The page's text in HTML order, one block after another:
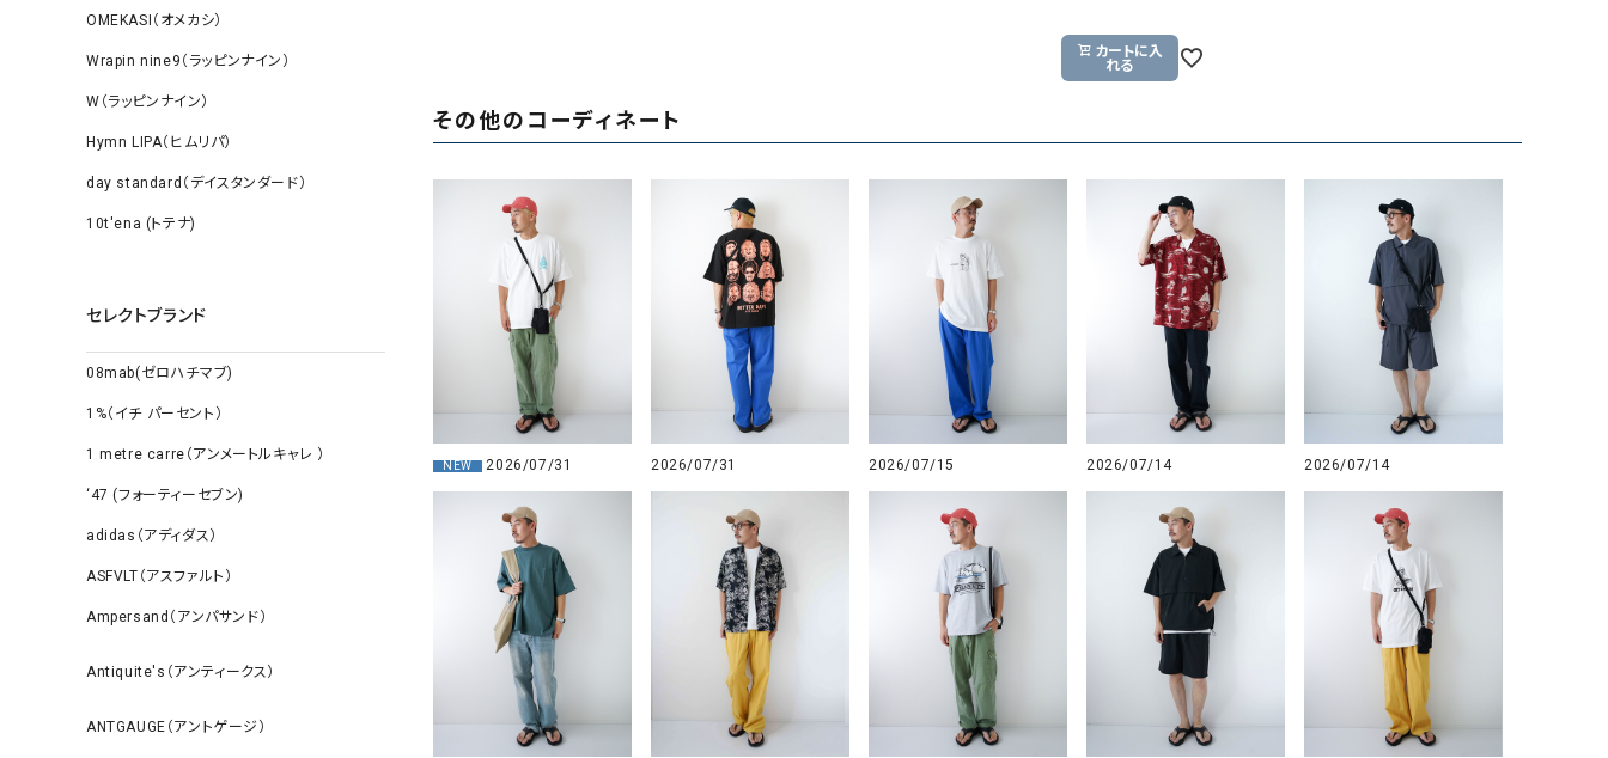
G-STAR RAW（ジースターロウ）
GRAMICCI（グラミチ）
（ｇ） （グラム） upper hights（アッパーハ
Gives a sense of fullment +phenix（フェニックス）
HUNTER（ハンター） WILD THINGS（ワイルドシ
ICHI（イチ）
ILIMA（イリマ）
OMEKASI（オメカシ）
Wrapin nine9（ラッピンナイン）
W（ラッピンナイン）
Hymn LIPA（ヒムリパ）
day standard（デイスタンダード）
10t'ena (トテナ)
セレクトブランド
08mab(ゼロハチマブ)
1%（イチ パーセント）
1 metre carre（アンメートルキャレ ）
‘47 (フォーティーセブン)
adidas（アディダス）
ASFVLT（アスファルト）
Ampersand（アンパサンド）
Antiquite's（アンティークス）
ANTGAUGE（アントゲージ）
カートに入
れる
その他のコーディネート
NEW 2026/07/31 2026/07/31 2026/07/15 2026/07/14 2026/07/14